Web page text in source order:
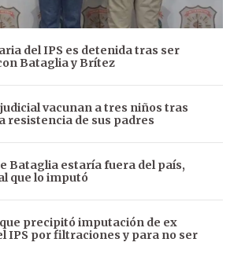
del IPS es detenida tras ser
Bataglia y Brítez
vacunan a tres niños tras
resistencia de sus padres
Bataglia estaría fuera del país,
que lo imputó
precipitó imputación de ex
IPS por filtraciones y para no ser